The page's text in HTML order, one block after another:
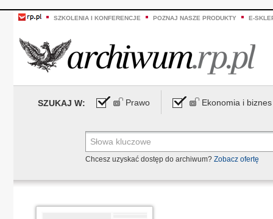
SZKOLENIA I KONFERENCJE POZNAJ NASZE PRODUKTY E-
SZUKAJ W: Prawo Ekonomia i biznes
Chcesz uzyskać dostęp do archiwum? Zobacz ofertę